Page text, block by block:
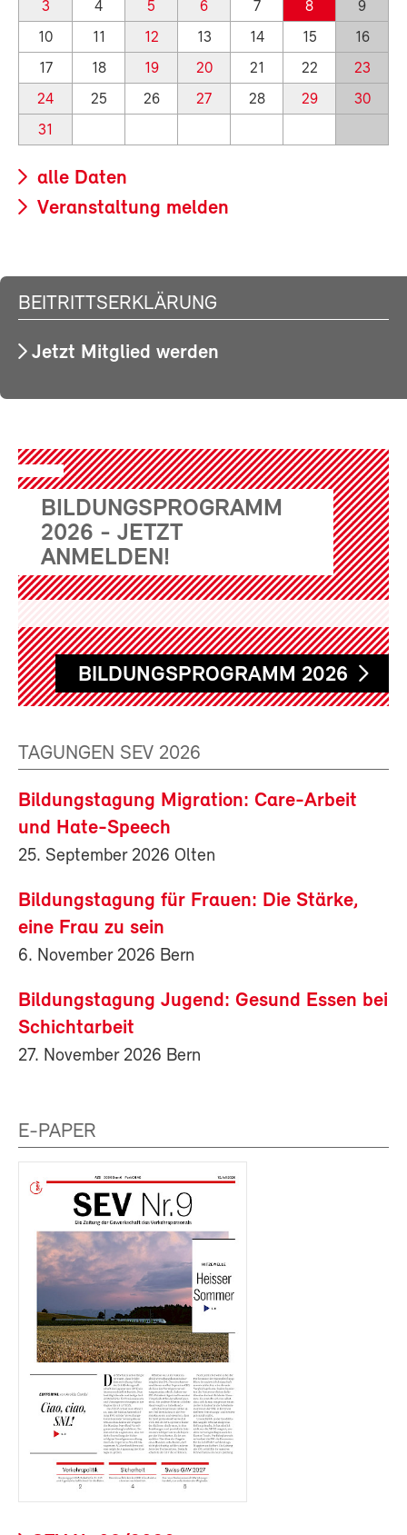
3 4 5 6 7 8
9
10
11 12 13 14 15
16
17
18 19 20 21 22
23
24
25 26 27 28 29
30
31
alle Daten
Veranstaltung melden
BEITRITTSERKLÄRUNG
Jetzt Mitglied werden
BILDUNGSPROGRAMM
2026 - JETZT
ANMELDEN!
BILDUNGSPROGRAMM 2026
TAGUNGEN SEV 2026
Bildungstagung Migration: Care-Arbeit
und Hate-Speech
25. September 2026 Olten
Bildungstagung für Frauen: Die Stärke,
eine Frau zu sein
6. November 2026 Bern
Bildungstagung Jugend: Gesund Essen bei
Schichtarbeit
27. November 2026 Bern
E-PAPER